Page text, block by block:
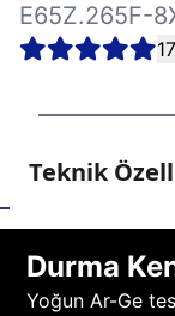
E65Z.265F-
Teknik
Durma
Yoğun Ar-Ge